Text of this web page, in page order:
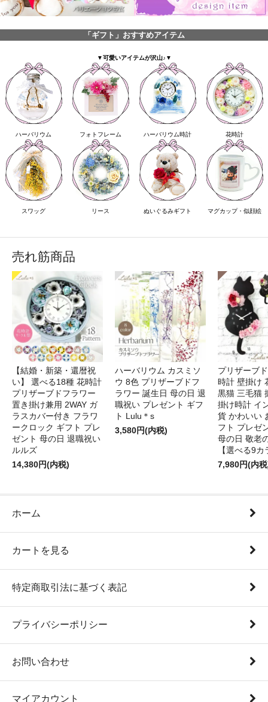
「ギフト」おすすめアイテム
▼可愛いアイテムが沢山♪▼
ハーバリウム フォトフレーム ハーバリウム時計 花時計
スワッグ リース ぬいぐるみギフト マグカップ・似顔絵
売れ筋商品
【結婚・新築・還暦祝
い】 選べる18種 花時計
プリザーブドフラワー
置き掛け兼用 2WAY ガ
ラスカバー付き フラワ
ークロック ギフト プレ
ゼント 母の日 退職祝い
ルルズ
14,380円(内税)
ハーバリウム カスミソ
ウ 8色 プリザーブドフ
ラワー 誕生日 母の日 退
職祝い プレゼント ギフ
ト Lulu＊s
3,580円(内税)
プリザーブ
時計 壁掛け
黒猫 三毛猫
掛け時計 イ
貨 かわいい
フト プレゼ
母の日 敬老
【選べる9カ
7,980円(内
ホーム
カートを見る
特定商取引法に基づく表記
プライバシーポリシー
お問い合わせ
マイアカウント